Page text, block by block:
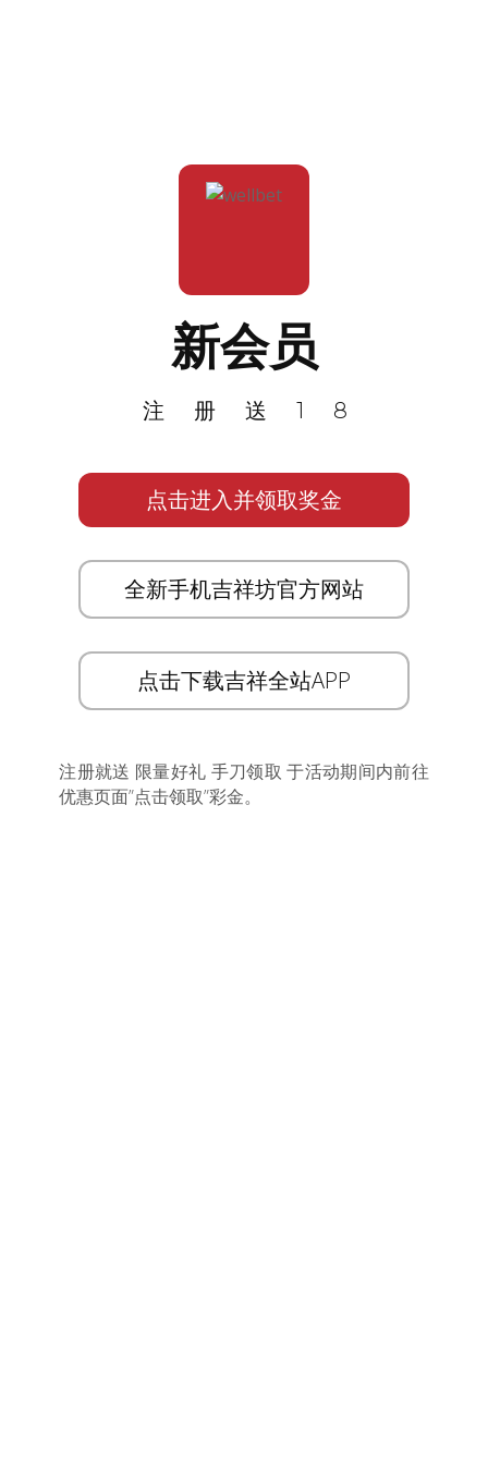
新会员
注册送18
点击进入并领取奖金
全新手机吉祥坊官方网站
点击下载吉祥全站APP
注册就送 限量好礼 手刀领取 于活动期间内前往
优惠页面”点击领取”彩金。